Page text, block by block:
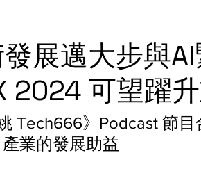
GRL Nmap 函式庫與指令
發展邁大步與
2024 可望躍
Tech666》Podcast 節目
業的發展助益